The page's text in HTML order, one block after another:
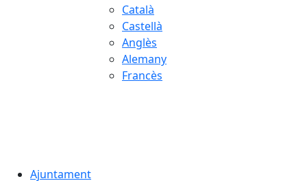
Català
Castellà
Anglès
Alemany
Francès
Ajuntament